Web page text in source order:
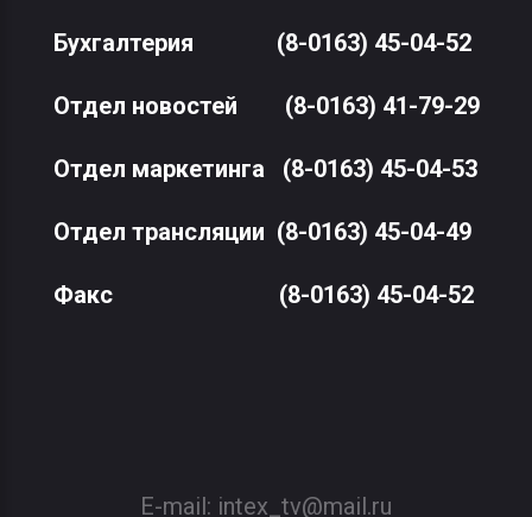
Бухгалтерия (8-0163) 45-04-52
Отдел новостей (8-0163) 41-79-29
Отдел маркетинга (8-0163) 45-04-53
Отдел трансляции (8-0163) 45-04-49
Факс(8-0163) 45-04-52
E-mail: intex_tv@mail.ru